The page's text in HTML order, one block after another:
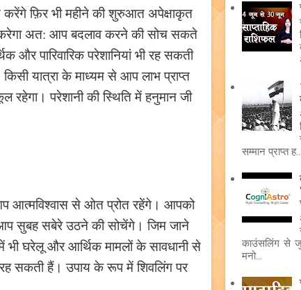
करेंगे फ़िर भी महीने की शुरुआत अपेक्षाकृत
अत: आप बदलाव करने की सोच सकते
पारिवारिक परेशानियां भी रह सकती
यात्रा के माध्यम से आप लाभ प्राप्त
परेशानी की स्थिति में हनुमान जी
आत्मविश्वास से ओत प्रोत रहेंगे। आपको
सुबह सबेरे उठने की सोचेंगे। जिम जाने
घरेलू और आर्थिक मामलों के सावधानी से
सकती हैं। उपाय के रूप में शिवलिंग पर
सम्मान प्राप्त ह...
काउंसलिंग से
मनो...